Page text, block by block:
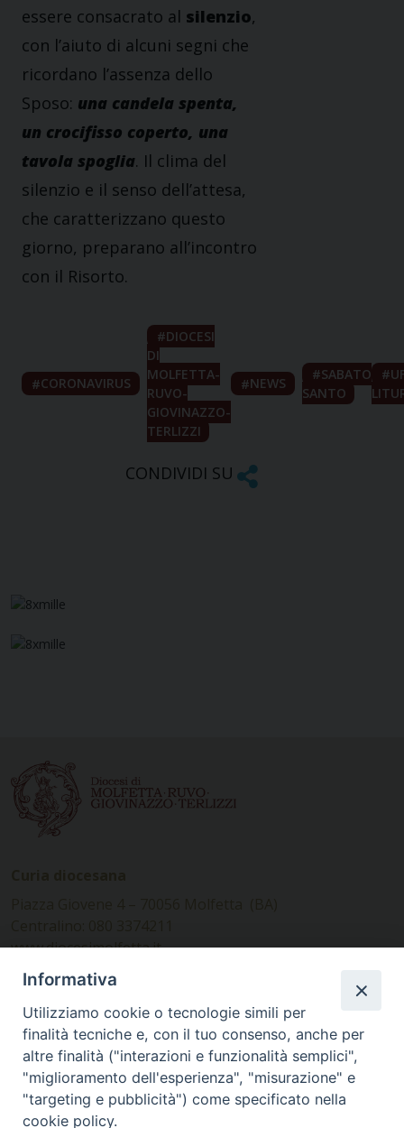
essere consacrato al silenzio,
con l’aiuto di alcuni segni che
ricordano l’assenza dello
Sposo: una candela spenta,
un crocifisso coperto, una
tavola spoglia. Il clima del
silenzio e il senso dell’attesa,
che caratterizzano questo
giorno, preparano all’incontro
con il Risorto.
CORONAVIRUS
DIOCESI
DI
MOLFETTA-
RUVO-
GIOVINAZZO-
TERLIZZI
NEWS
SABATO
SANTO
CONDIVIDI SU
www.diocesimolfetta.it –
diocesimolfetta@pec.chiesacattolica.it
Ufficio Comunicazioni sociali
Piazza Giovene 4 – 70056 Molfetta (BA)
comunicazionisociali@diocesimolfetta.it
Informativa
Utilizziamo cookie o tecnologie simili per
finalità tecniche e, con il tuo consenso, anche per
altre finalità ("interazioni e funzionalità semplici",
"miglioramento dell'esperienza", "misurazione" e
"targeting e pubblicità") come specificato nella
cookie policy.